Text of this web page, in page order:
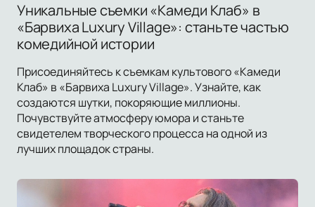
Уникальные съемки «Камеди Клаб» в
«Барвиха Luxury Village»: станьте частью
комедийной истории
Присоединяйтесь к съемкам культового «Камеди
Клаб» в «Барвиха Luxury Village». Узнайте, как
создаются шутки, покоряющие миллионы.
Почувствуйте атмосферу юмора и станьте
свидетелем творческого процесса на одной из
лучших площадок страны.